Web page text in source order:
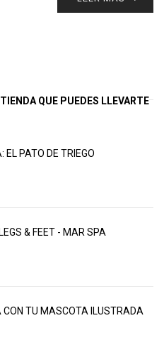
QUE PUEDES LLEVARTE
EL PATO DE TRIEGO
& FEET - MAR SPA
CON TU MASCOTA ILUSTRADA